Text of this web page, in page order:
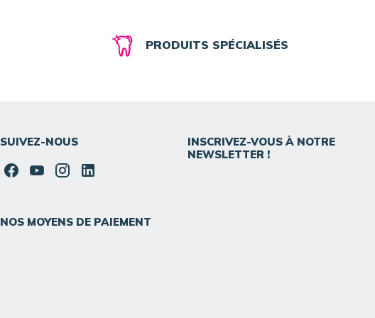
PRODUITS SPÉCIALISÉS
SUIVEZ-NOUS
NOS MOYENS DE PAIEMENT
INSCRIVEZ-VOUS À NOTRE
NEWSLETTER !